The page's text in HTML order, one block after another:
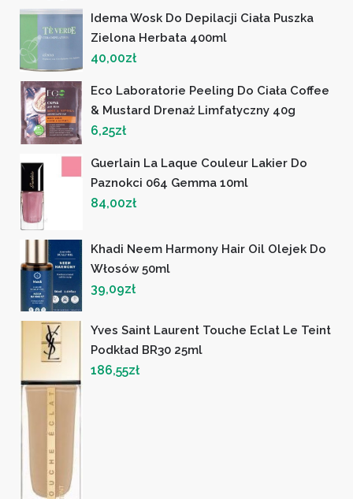
Idema Wosk Do Depilacji Ciała Puszka
Zielona Herbata 400ml
40,00zł
Eco Laboratorie Peeling Do Ciała Coffee
& Mustard Drenaż Limfatyczny 40g
6,25zł
Guerlain La Laque Couleur Lakier Do
Paznokci 064 Gemma 10ml
84,00zł
Khadi Neem Harmony Hair Oil Olejek Do
Włosów 50ml
39,09zł
Yves Saint Laurent Touche Eclat Le Teint
Podkład BR30 25ml
186,55zł